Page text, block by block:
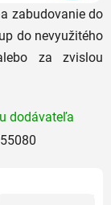
zabudovanie do
do nevyužitého
za zvislou
dodávateľa